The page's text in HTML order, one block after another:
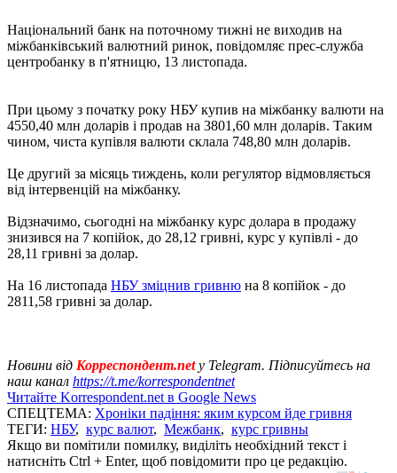
Національний банк на поточному тижні не виходив на
міжбанківський валютний ринок, повідомляє прес-служба
центробанку в п'ятницю, 13 листопада.
При цьому з початку року НБУ купив на міжбанку валюти на
4550,40 млн доларів і продав на 3801,60 млн доларів. Таким
чином, чиста купівля валюти склала 748,80 млн доларів.
Це другий за місяць тиждень, коли регулятор відмовляється
від інтервенцій на міжбанку.
Відзначимо, сьогодні на міжбанку курс долара в продажу
знизився на 7 копійок, до 28,12 гривні, курс у купівлі - до
28,11 гривні за долар.
На 16 листопада НБУ зміцнив гривню на 8 копійок - до
2811,58 гривні за долар.
Новини від Корреспондент.netу Telegram. Підписуйтесь на
наш канал https://t.me/korrespondentnet
Читайте Korrespondent.net в Google News
СПЕЦТЕМА: Хроніки падіння: яким курсом йде гривня
ТЕГИ: НБУ, курс валют, Межбанк, курс гривны
Якщо ви помітили помилку, виділіть необхідний текст і
натисніть Ctrl + Enter, щоб повідомити про це редакцію.